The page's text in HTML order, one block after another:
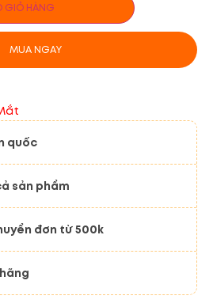
GIỎ HÀNG
MUA NGAY
quốc
sản phẩm
đơn từ 500k